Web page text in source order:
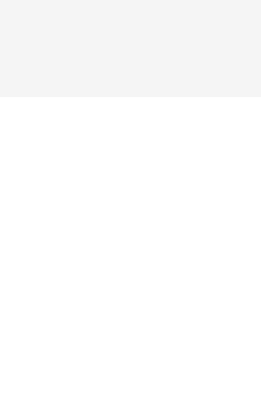
在一些特定的
冲泡咖啡或茶